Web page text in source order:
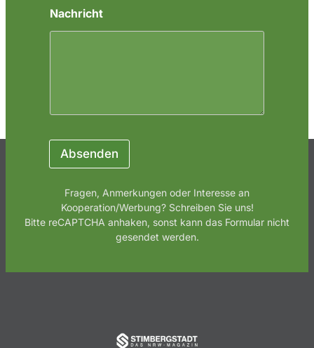
a
i
l
Nachricht
Absenden
Fragen, Anmerkungen oder Interesse an
Kooperation/Werbung? Schreiben Sie uns!
Bitte reCAPTCHA anhaken, sonst kann das Formular nicht
gesendet werden.